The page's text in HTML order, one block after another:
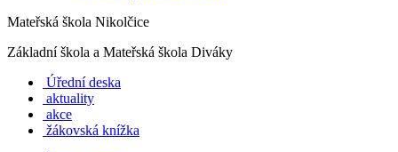
Mateřská škola Nikolčice
Základní škola a Mateřská škola Diváky
Úřední deska
aktuality
akce
žákovská knížka